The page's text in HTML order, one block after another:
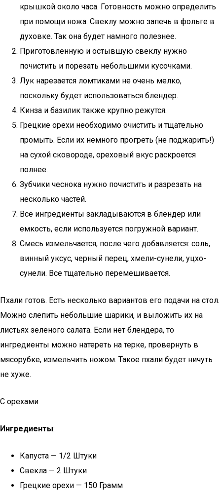
крышкой около часа. Готовность можно определить
при помощи ножа. Свеклу можно запечь в фольге в
духовке. Так она будет намного полезнее.
Приготовленную и остывшую свеклу нужно
почистить и порезать небольшими кусочками.
Лук нарезается ломтиками не очень мелко,
поскольку будет использоваться блендер.
Кинза и базилик также крупно режутся.
Грецкие орехи необходимо очистить и тщательно
промыть. Если их немного прогреть (не поджарить!)
на сухой сковороде, ореховый вкус раскроется
полнее.
Зубчики чеснока нужно почистить и разрезать на
несколько частей.
Все ингредиенты закладываются в блендер или
емкость, если используется погружной вариант.
Смесь измельчается, после чего добавляется: соль,
винный уксус, черный перец, хмели-сунели, уцхо-
сунели. Все тщательно перемешивается.
Пхали готов. Есть несколько вариантов его подачи на стол.
Можно слепить небольшие шарики, и выложить их на
листьях зеленого салата. Если нет блендера, то
ингредиенты можно натереть на терке, провернуть в
мясорубке, измельчить ножом. Такое пхали будет ничуть
не хуже.
С орехами
Ингредиенты:
Капуста — 1/2 Штуки
Свекла — 2 Штуки
Грецкие орехи — 150 Грамм